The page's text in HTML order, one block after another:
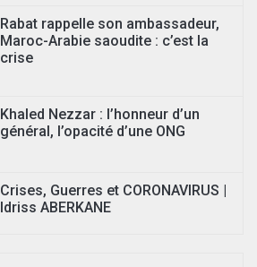
Rabat rappelle son ambassadeur,
Maroc-Arabie saoudite : c’est la
crise
Khaled Nezzar : l’honneur d’un
général, l’opacité d’une ONG
Crises, Guerres et CORONAVIRUS |
Idriss ABERKANE